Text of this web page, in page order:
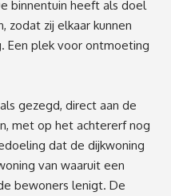
binnentuin heeft als doel
zodat zij elkaar kunnen
Een plek voor ontmoeting
gezegd, direct aan de
met op het achtererf nog
dat de dijkwoning
van waaruit een
bewoners lenigt. De